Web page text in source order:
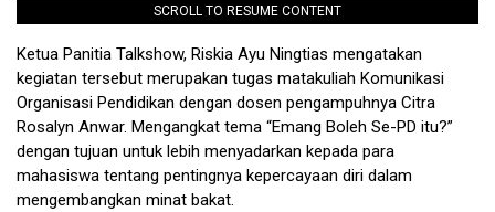
SCROLL TO RESUME CONTENT
Ketua Panitia Talkshow, Riskia Ayu Ningtias mengatakan
kegiatan tersebut merupakan tugas matakuliah Komunikasi
Organisasi Pendidikan dengan dosen pengampuhnya Citra
Rosalyn Anwar. Mengangkat tema “Emang Boleh Se-PD itu?”
dengan tujuan untuk lebih menyadarkan kepada para
mahasiswa tentang pentingnya kepercayaan diri dalam
mengembangkan minat bakat.